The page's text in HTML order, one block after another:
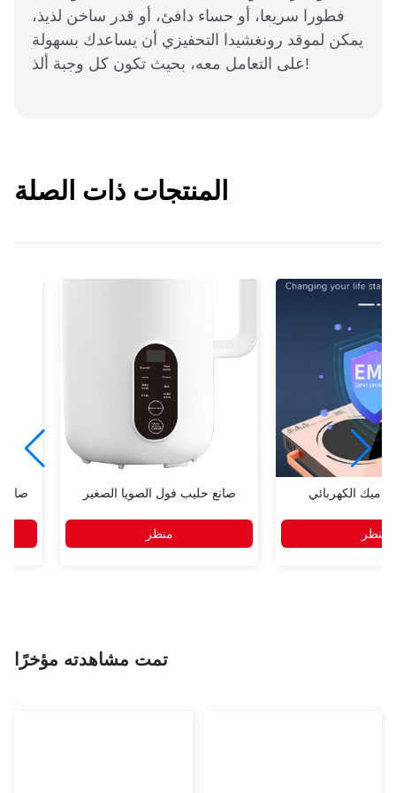
فطورا سريعا، أو حساء دافئ، أو قدر ساخن لذيذ،
يمكن لموقد رونغشيدا التحفيزي أن يساعدك بسهولة
على التعامل معه، بحيث تكون كل وجبة ألذ!
المنتجات ذات الصلة
صانع صانع حليب فول الصويا الصغير
منظر
الكهربائي
منظر
تمت مشاهدته مؤخرًا